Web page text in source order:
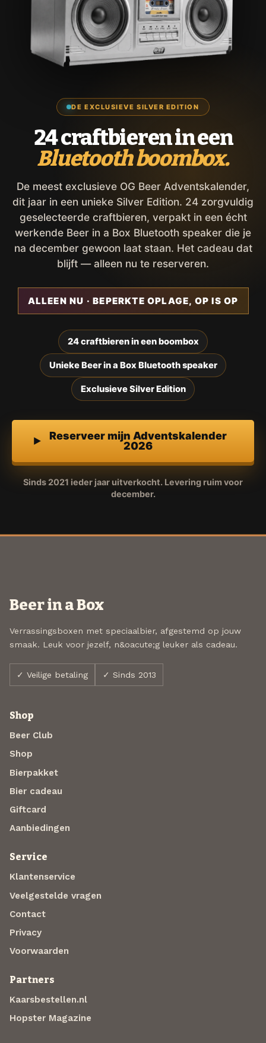
DE EXCLUSIEVE SILVER EDITION
24 craftbieren in een
Bluetooth boombox.
De meest exclusieve OG Beer Adventskalender,
dit jaar in een unieke Silver Edition. 24 zorgvuldig
geselecteerde craftbieren, verpakt in een écht
werkende Beer in a Box Bluetooth speaker die je
na december gewoon laat staan. Het cadeau dat
blijft — alleen nu te reserveren.
ALLEEN NU · BEPERKTE OPLAGE, OP IS OP
24 craftbieren in een boombox
Unieke Beer in a Box Bluetooth speaker
Exclusieve Silver Edition
Reserveer mijn Adventskalender
2026
Sinds 2021 ieder jaar uitverkocht. Levering ruim voor
december.
Beer in a Box
Verrassingsboxen met speciaalbier, afgestemd op jouw
smaak. Leuk voor jezelf, n&oacute;g leuker als cadeau.
✓ Veilige betaling ✓ Sinds 2013
Shop
Beer Club
Shop
Bierpakket
Bier cadeau
Giftcard
Aanbiedingen
Service
Klantenservice
Veelgestelde vragen
Contact
Privacy
Voorwaarden
Partners
Kaarsbestellen.nl
Hopster Magazine